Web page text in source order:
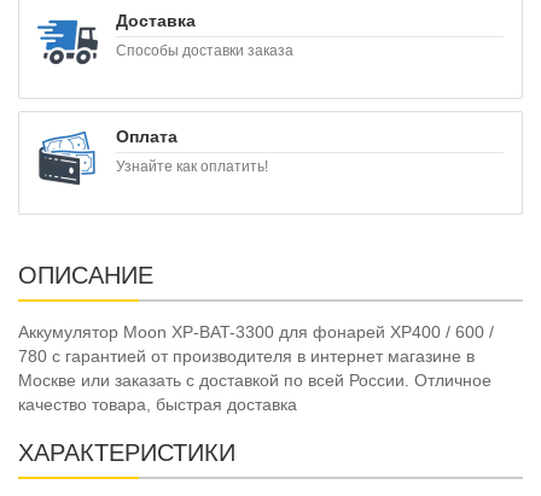
Доставка
Способы доставки заказа
Оплата
Узнайте как оплатить!
ОПИСАНИЕ
Аккумулятор Moon XP-BAT-3300 для фонарей XP400 / 600 /
780 с гарантией от производителя в интернет магазине в
Москве или заказать с доставкой по всей России. Отличное
качество товара, быстрая доставка
ХАРАКТЕРИСТИКИ